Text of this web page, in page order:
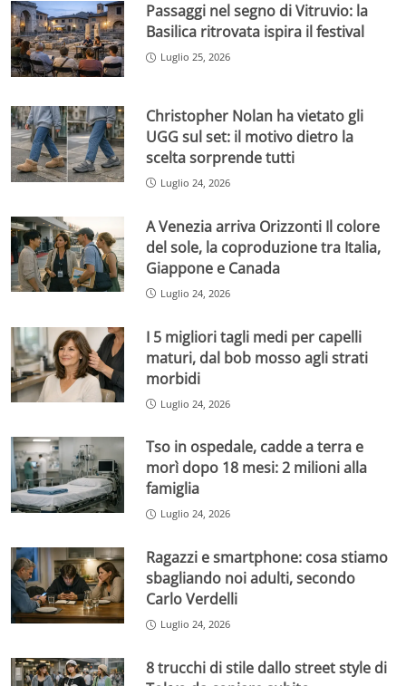
Passaggi nel segno di Vitruvio: la
Basilica ritrovata ispira il festival
Luglio 25, 2026
Christopher Nolan ha vietato gli
UGG sul set: il motivo dietro la
scelta sorprende tutti
Luglio 24, 2026
A Venezia arriva Orizzonti Il colore
del sole, la coproduzione tra Italia,
Giappone e Canada
Luglio 24, 2026
I 5 migliori tagli medi per capelli
maturi, dal bob mosso agli strati
morbidi
Luglio 24, 2026
Tso in ospedale, cadde a terra e
morì dopo 18 mesi: 2 milioni alla
famiglia
Luglio 24, 2026
Ragazzi e smartphone: cosa stiamo
sbagliando noi adulti, secondo
Carlo Verdelli
Luglio 24, 2026
8 trucchi di stile dallo street style di